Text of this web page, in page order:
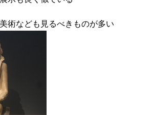
術なども見るべきものが多い